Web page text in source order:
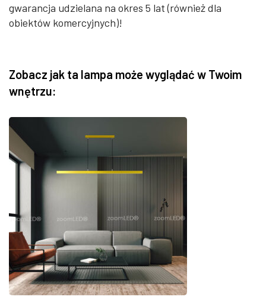
gwarancja udzielana na okres 5 lat (również dla
obiektów komercyjnych)!
Zobacz jak ta lampa może wyglądać w Twoim
wnętrzu: